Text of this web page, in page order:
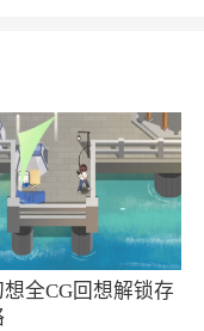
包括经典的RX-
个性化改装，提
全CG回想解锁存